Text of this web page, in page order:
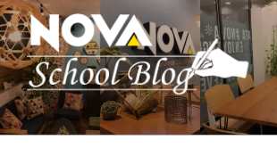
コ
ン
テ
ン
ツ
へ
ス
駅前留学NOVA【公式】
英会話スクール・英会話教室